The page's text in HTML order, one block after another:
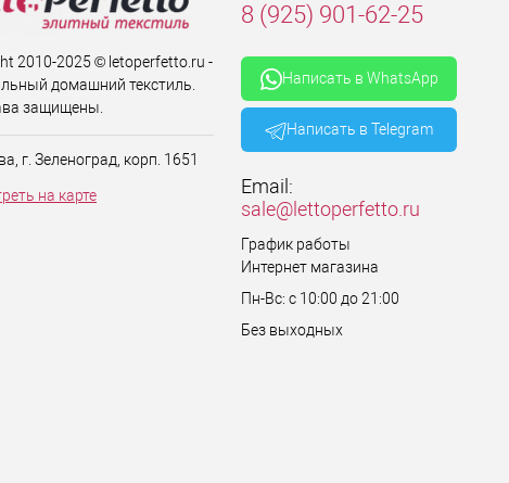
2010-2025 © letoperfetto.ru -
домашний текстиль.
защищены.
г. Зеленоград, корп. 1651
на карте
8 (925) 901-62-25
Написать в WhatsApp
Написать в Telegram
Email:
sale@lettoperfetto.ru
График работы
Интернет магазина
Пн-Вс: с 10:00 до 21:00
Без выходных